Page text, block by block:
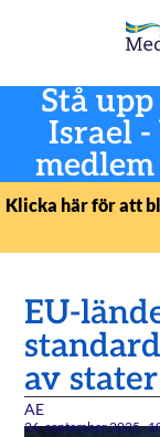
Stå
Israel
Klicka här för att
EU-
av stater
AE
26. september 2025